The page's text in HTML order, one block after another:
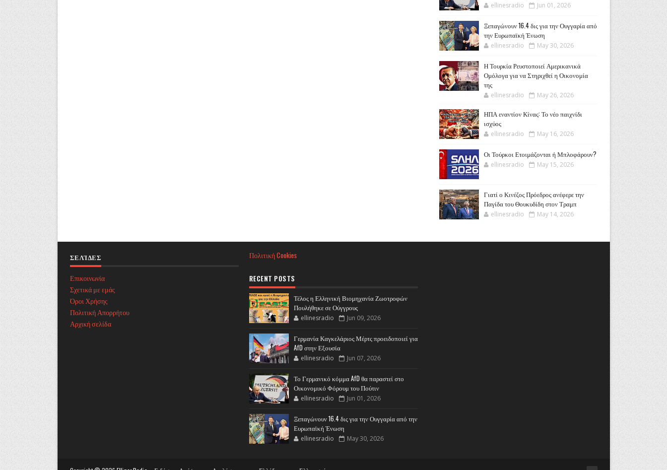
ellinesradio Jun 01, 2026
Ξεπαγώνουν 16.4 δις για την Ουγγαρία από
την Ευρωπαϊκή Ένωση
ellinesradio May 30, 2026
Η Τουρκία Ρευστοποιεί Αμερικανικά
Ομόλογα για να Στηριχθεί η Οικονομία
της
ellinesradio May 26, 2026
ΗΠΑ εναντίον Κίνας: Το νέο παιχνίδι
ισχύος
ellinesradio May 16, 2026
Οι Τούρκοι Ετοιμάζονται ή Μπλοφάρουν?
ellinesradio May 15, 2026
Γιατί ο Κινέζος Πρόεδρος ανέφερε την
Παγίδα του Θουκυδίδη στον Τραμπ
ellinesradio May 14, 2026
ΣΕΛΊΔΕΣ
Επικοινωνία
Σχετικά με εμάς
Όροι Χρήσης
Πολιτική Απορρήτου
Αρχική σελίδα
Πολιτική Cookies
RECENT POSTS
Τέλος η Ελληνική Βιομηχανία Ζωοτροφών
Πουλήθηκε σε Ούγγρους
ellinesradio Jun 09, 2026
Γερμανία Καγκελάριος Μέρτς προειδοποιεί για
AfD στην Εξουσία
ellinesradio Jun 07, 2026
Το Γερμανικό κόμμα AfD θα παραστεί στο
Οικονομικό Φόρουμ του Πούτιν
ellinesradio Jun 01, 2026
Ξεπαγώνουν 16.4 δις για την Ουγγαρία από την
Ευρωπαϊκή Ένωση
ellinesradio May 30, 2026